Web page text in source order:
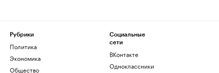
Рубрики
Политика
Экономика
Общество
Социальные
сети
ВКонтакте
Одноклассники